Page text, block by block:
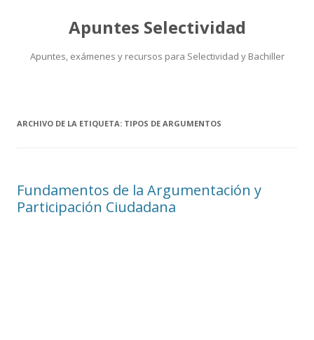
Apuntes Selectividad
Apuntes, exámenes y recursos para Selectividad y Bachiller
ARCHIVO DE LA ETIQUETA: TIPOS DE ARGUMENTOS
Fundamentos de la Argumentación y
Participación Ciudadana